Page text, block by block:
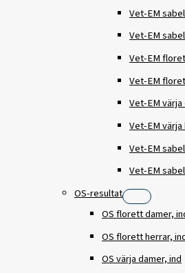
Vet-EM
Vet-EM
Vet-EM
Vet-EM
Vet-EM värja
Vet-EM
Vet-EM
Vet-EM
OS-resultat
OS florett damer,
OS florett herrar,
OS värja damer, ind